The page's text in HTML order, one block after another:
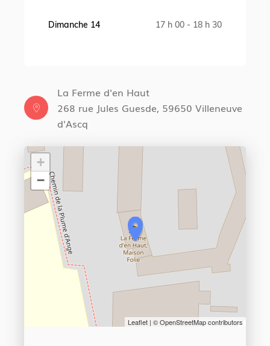
Dimanche 14 17 h 00 - 18 h 30
La Ferme d'en Haut
268 rue Jules Guesde, 59650 Villeneuve
d'Ascq
+
−
Leaflet | ©OpenStreetMapcontributors